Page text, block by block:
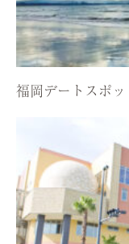
福岡デートスポ